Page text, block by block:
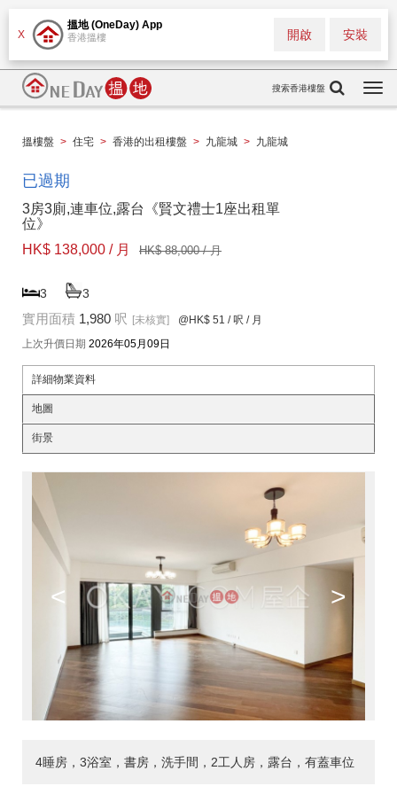
X
搵地 (OneDay) App
香港搵樓 安裝
開啟
搜索香港樓盤
搵樓盤 > 住宅 > 香港的出租樓盤 > 九龍城 > 九龍城
已過期
3房3廁,連車位,露台《賢文禮士1座出租單
位》
HK$ 138,000 / 月
HK$ 88,000 / 月
3 3
實用面積 1,980 呎 [未核實] @HK$ 51 / 呎 / 月
上次升價日期 2026年05月09日
詳細物業資料
地圖
街景
< >
4睡房，3浴室，書房，洗手間，2工人房，露台，有蓋車位